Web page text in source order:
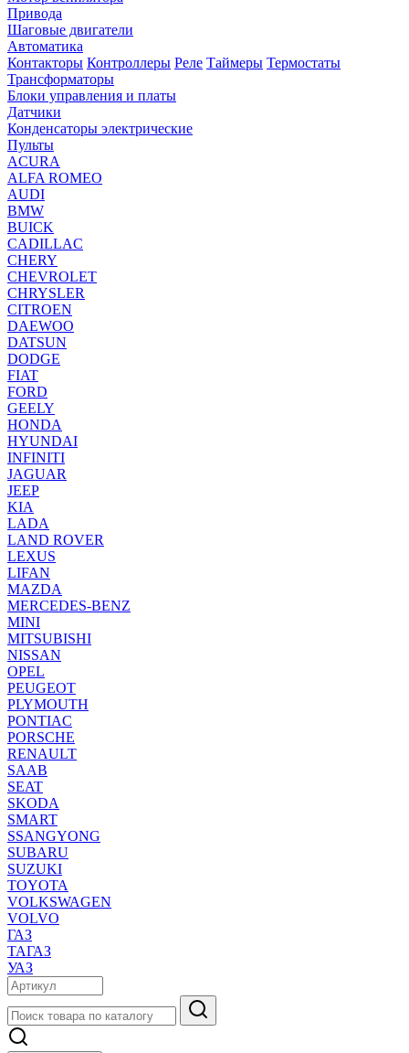
Привода
Шаговые двигатели
Автоматика
Контакторы Контроллеры Реле Таймеры Термостаты
Трансформаторы
Блоки управления и платы
Датчики
Конденсаторы электрические
Пульты
ACURA
ALFA ROMEO
AUDI
BMW
BUICK
CADILLAC
CHERY
CHEVROLET
CHRYSLER
CITROEN
DAEWOO
DATSUN
DODGE
FIAT
FORD
GEELY
HONDA
HYUNDAI
INFINITI
JAGUAR
JEEP
KIA
LADA
LAND ROVER
LEXUS
LIFAN
MAZDA
MERCEDES-BENZ
MINI
MITSUBISHI
NISSAN
OPEL
PEUGEOT
PLYMOUTH
PONTIAC
PORSCHE
RENAULT
SAAB
SEAT
SKODA
SMART
SSANGYONG
SUBARU
SUZUKI
TOYOTA
VOLKSWAGEN
VOLVO
ГАЗ
ТАГАЗ
УАЗ